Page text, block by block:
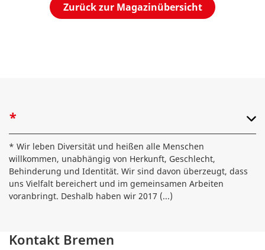
Zurück zur Magazinübersicht
*
* Wir leben Diversität und heißen alle Menschen
willkommen, unabhängig von Herkunft, Geschlecht,
Behinderung und Identität. Wir sind davon überzeugt, dass
uns Vielfalt bereichert und im gemeinsamen Arbeiten
voranbringt. Deshalb haben wir 2017 (...)
Kontakt Bremen